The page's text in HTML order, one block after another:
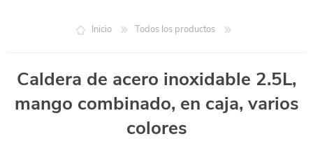
Inicio Todos los productos
Caldera de acero inoxidable 2.5L,
mango combinado, en caja, varios
colores